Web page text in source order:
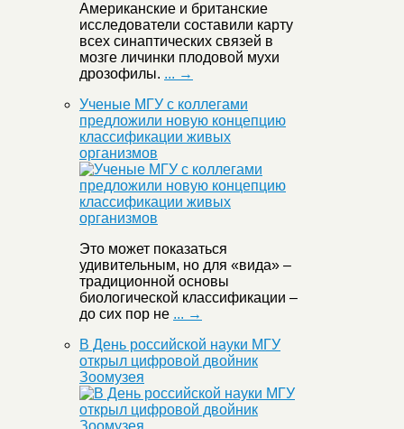
Американские и британские
исследователи составили карту
всех синаптических связей в
мозге личинки плодовой мухи
дрозофилы. ... →
Ученые МГУ с коллегами
предложили новую концепцию
классификации живых
организмов
Это может показаться
удивительным, но для «вида» –
традиционной основы
биологической классификации –
до сих пор не ... →
В День российской науки МГУ
открыл цифровой двойник
Зоомузея